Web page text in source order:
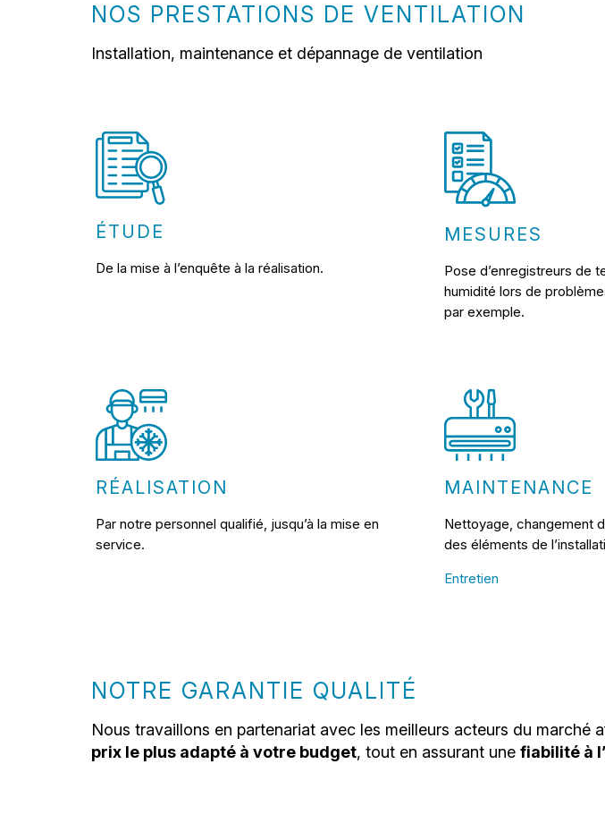
NOS PRESTATIONS DE VENTILATION
Installation, maintenance et dépannage de ventilation
ÉTUDE
De la mise à l’enquête à la réalisation.
MESURES
Pose d’enregistreurs de
humidité lors de
par exemple.
RÉALISATION
Par notre personnel qualifié, jusqu’à la mise en
service.
MAINTENANCE
Nettoyage, changement
des éléments de
Entretien
NOTRE GARANTIE QUALITÉ
Nous travaillons en partenariat avec les meilleurs acteurs du
prix le plus adapté à votre budget, tout en assurant une fiabilité à